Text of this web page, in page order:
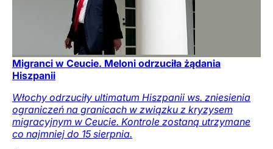
Migranci w Ceucie. Meloni odrzuciła żądania
Hiszpanii
Włochy odrzuciły ultimatum Hiszpanii ws. zniesienia
ograniczeń na granicach w związku z kryzysem
migracyjnym w Ceucie. Kontrole zostaną utrzymane
co najmniej do 15 sierpnia.